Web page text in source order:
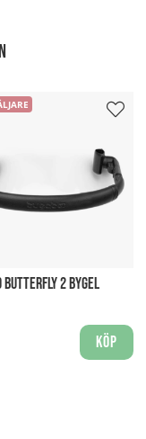
BUTTERFLY 2 BYGEL
Köp